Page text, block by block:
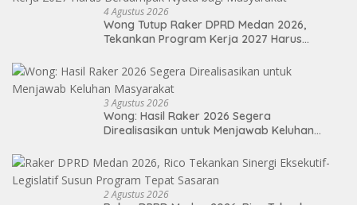
4 Agustus 2026
Wong Tutup Raker DPRD Medan 2026,
Tekankan Program Kerja 2027 Harus
3 Agustus 2026
Wong: Hasil Raker 2026 Segera
Direalisasikan untuk Menjawab Keluhan
2 Agustus 2026